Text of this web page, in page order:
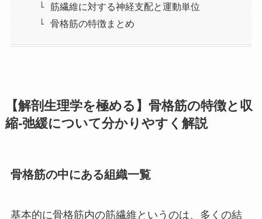
筋繊維に対する神経支配と運動単位
骨格筋の特徴まとめ
【解剖生理学を極める】骨格筋の特徴と収
縮-弛緩について分かりやすく解説
骨格筋の中にある組織一覧
基本的に骨格筋内の筋繊維というのは、多くの結